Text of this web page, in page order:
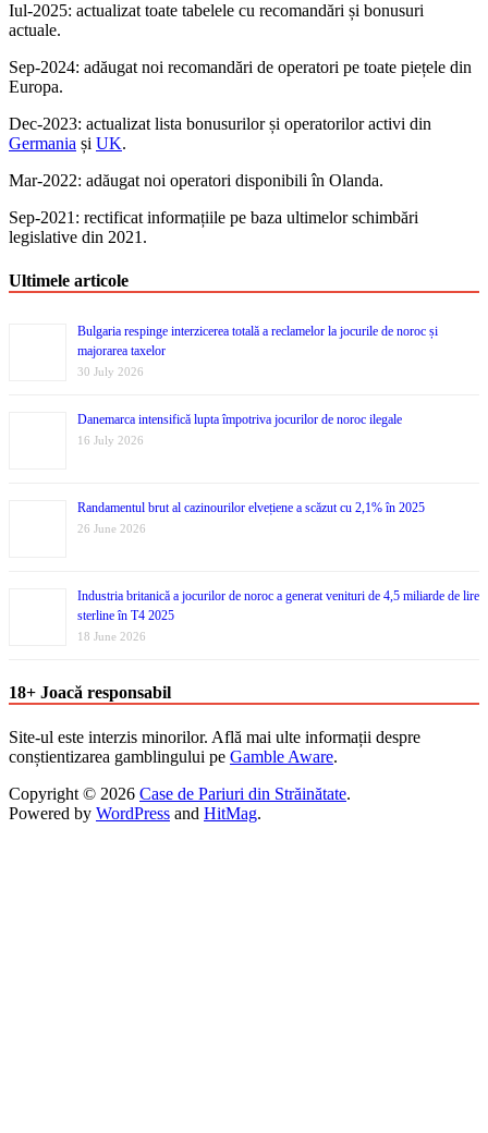
Iul-2025: actualizat toate tabelele cu recomandări și bonusuri
actuale.
Sep-2024: аdăugat noi recomandări de operatori pe toate piețele din
Europa.
Dec-2023: actualizat lista bonusurilor și operatorilor activi din
Germania și UK.
Mar-2022: adăugat noi operatori disponibili în Olanda.
Sep-2021: rectificat informațiile pe baza ultimelor schimbări
legislative din 2021.
Ultimele articole
Bulgaria respinge interzicerea totală a reclamelor la jocurile de noroc și
majorarea taxelor
30 July 2026
Danemarca intensifică lupta împotriva jocurilor de noroc ilegale
16 July 2026
Randamentul brut al cazinourilor elvețiene a scăzut cu 2,1% în 2025
26 June 2026
Industria britanică a jocurilor de noroc a generat venituri de 4,5 miliarde de lire
sterline în T4 2025
18 June 2026
18+ Joacă responsabil
Site-ul este interzis minorilor. Află mai ulte informații despre
conștientizarea gamblingului pe Gamble Aware.
Copyright © 2026 Case de Pariuri din Străinătate.
Powered by WordPress and HitMag.